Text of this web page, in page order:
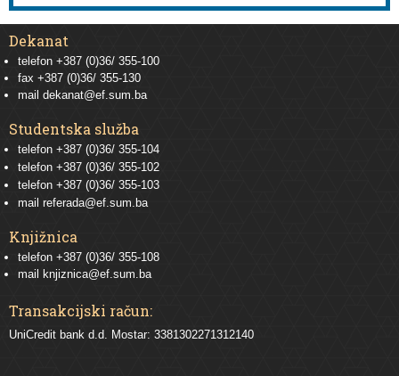
Dekanat
telefon +387 (0)36/ 355-100
fax +387 (0)36/ 355-130
mail dekanat@ef.sum.ba
Studentska služba
telefon +387 (0)36/ 355-104
telefon +387 (0)36/ 355-102
telefon +387 (0)36/ 355-103
mail referada@ef.sum.ba
Knjižnica
telefon +387 (0)36/ 355-108
mail knjiznica@ef.sum.ba
Transakcijski račun:
UniCredit bank d.d. Mostar: 3381302271312140